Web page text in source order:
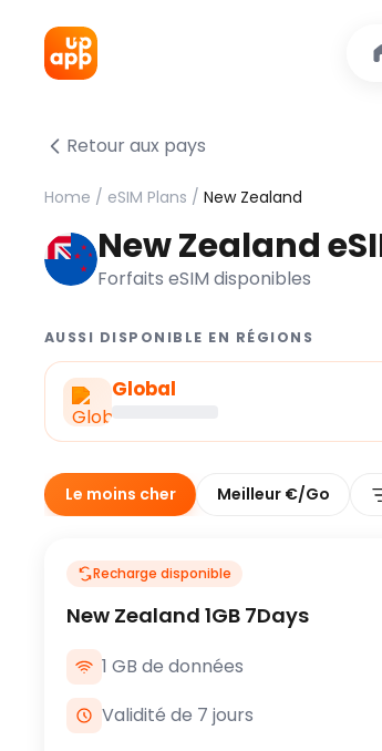
Retour aux pays
Home / eSIM Plans / New Zealand
New Zealand
Forfaits eSIM disponibles
AUSSI DISPONIBLE EN RÉGIONS
Global
Le moins cher Meilleur €/Go
Recharge disponible
New Zealand 1GB 7Days
1 GB de données
Validité de 7 jours